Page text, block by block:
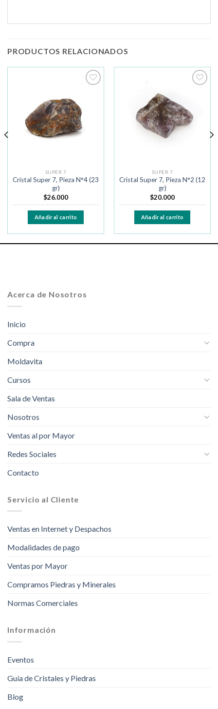
PRODUCTOS RELACIONADOS
deseos
SUPER 7
Cristal Super 7, Pieza N°4 (23
gr)
$26.000
Añadir al carrito
deseos
SUPER 7
Cristal Super 7, Pieza N°2 (12
gr)
$20.000
Añadir al carrito
Acerca de Nosotros
Inicio
Compra
Moldavita
Cursos
Sala de Ventas
Nosotros
Ventas al por Mayor
Redes Sociales
Contacto
Servicio al Cliente
Ventas en Internet y Despachos
Modalidades de pago
Ventas por Mayor
Compramos Piedras y Minerales
Normas Comerciales
Información
Eventos
Guía de Cristales y Piedras
Blog